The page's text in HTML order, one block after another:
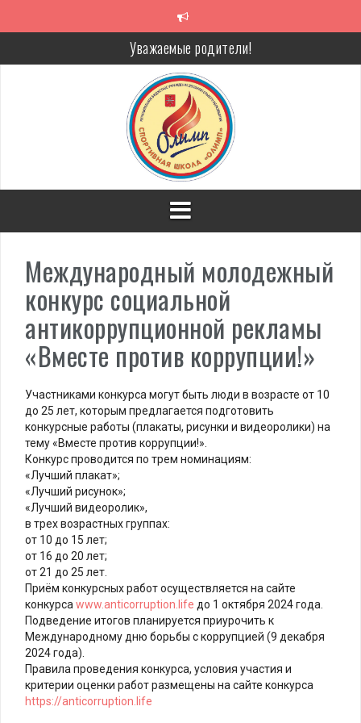
Уважаемые родители!
Алкоголь — путь в никуда
Решение спора без суда
Проголосуй за объекты благоустройства!
Международный молодежный
конкурс социальной
антикоррупционной рекламы
«Вместе против коррупции!»
Участниками конкурса могут быть люди в возрасте от 10
до 25 лет, которым предлагается подготовить
конкурсные работы (плакаты, рисунки и видеоролики) на
тему «Вместе против коррупции!».
Конкурс проводится по трем номинациям:
«Лучший плакат»;
«Лучший рисунок»;
«Лучший видеоролик»,
в трех возрастных группах:
от 10 до 15 лет;
от 16 до 20 лет;
от 21 до 25 лет.
Приём конкурсных работ осуществляется на сайте
конкурса www.anticorruption.life до 1 октября 2024 года.
Подведение итогов планируется приурочить к
Международному дню борьбы с коррупцией (9 декабря
2024 года).
Правила проведения конкурса, условия участия и
критерии оценки работ размещены на сайте конкурса
https://anticorruption.life